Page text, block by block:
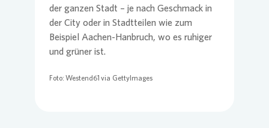
der ganzen Stadt – je nach Geschmack in
der City oder in Stadtteilen wie zum
Beispiel Aachen-Hanbruch, wo es ruhiger
und grüner ist.
Foto: Westend61 via GettyImages